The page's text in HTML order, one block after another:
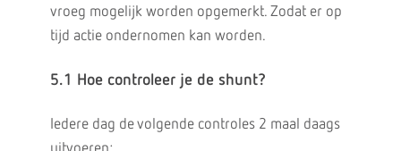
vroeg mogelijk worden opgemerkt. Zodat er op
tijd actie ondernomen kan worden.
5.1 Hoe controleer je de shunt?
Iedere dag de volgende controles 2 maal daags